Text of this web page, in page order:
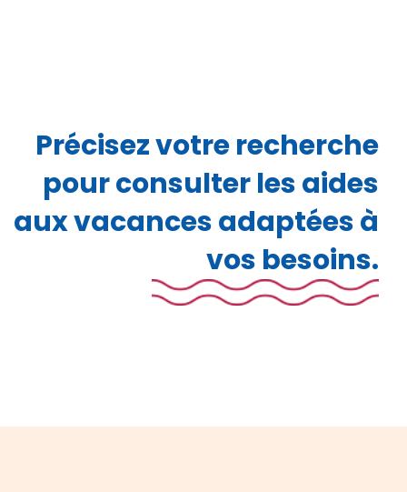
Précisez votre recherche
pour consulter les aides
aux vacances adaptées à
vos besoins.